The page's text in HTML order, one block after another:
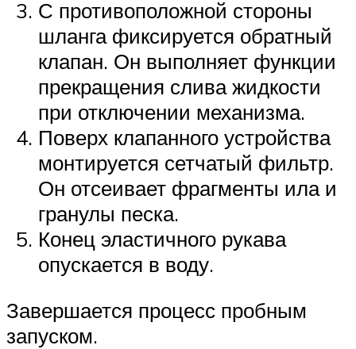
С противоположной стороны
шланга фиксируется обратный
клапан. Он выполняет функции
прекращения слива жидкости
при отключении механизма.
Поверх клапанного устройства
монтируется сетчатый фильтр.
Он отсеивает фрагменты ила и
гранулы песка.
Конец эластичного рукава
опускается в воду.
Завершается процесс пробным
запуском.